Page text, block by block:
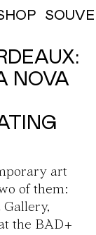
NOVA
art
of them:
Gallery,
the BAD+